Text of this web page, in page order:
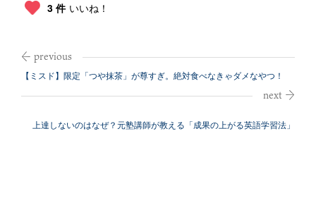
3 件 いいね！
【ミスド】限定「つや抹茶」が尊すぎ。絶対食べなきゃダメなやつ！
上達しないのはなぜ？元塾講師が教える「成果の上がる英語学習法」